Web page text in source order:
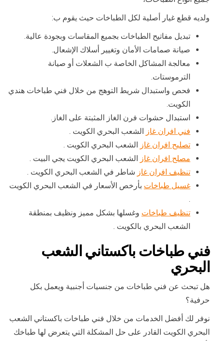
ولديه قطع غيار أصلية لكل الطباخات حيث يقوم ب:
تبديل مفاتيح الطباخات بجميع المقاسات وبجودة عالية.
صيانة صمامات الأمان وتغيير أسلاك الإشعال.
معالجة المشاكل الخاصة ب الشعلات أو صيانة
الترموستات.
فحص واستبدال شريط التوهج من خلال فني طباخات هندي
الكويت.
استبدال حشوات فرن الغاز المثبتة على الغاز.
فني افران غاز الشعب البحري الكويت .
تصليح افران غاز الشعب البحري الكويت .
مصلح افران غاز الشعب البحري الكويت يجي البيت .
تنظيف افران غاز شاطر في الشعب البحري الكويت .
غسيل طباخات بأرخص الأسعار في الشعب البحري الكويت
.
تنظيف طباخات وغسلها بشكل مميز ونظيف بمنطقة
الشعب البحري بالكويت .
فني طباخات باكستاني الشعب
البحري
هل تبحث عن فني طباخات من جنسيات أجنبية ويعمل بكل
حرفية؟
نوفر لك أفضل الخدمات من خلال فني طباخات باكستاني الشعب
البحري الكويت القادر على حل المشكلة التي يتعرض لها طباخك